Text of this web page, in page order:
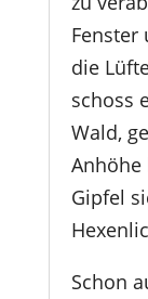
Fenster
die
schoss
Wald,
Anhöhe
Gipfel
Schon